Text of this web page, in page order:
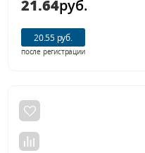
21.64руб.
20.55 руб.
после регистрации